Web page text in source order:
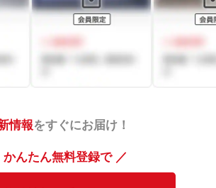
情報をすぐにお届け！
かんたん無料登録で ／